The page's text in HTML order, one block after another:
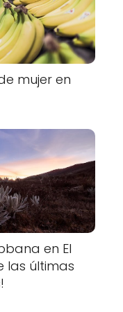
mujer en
en El
las últimas